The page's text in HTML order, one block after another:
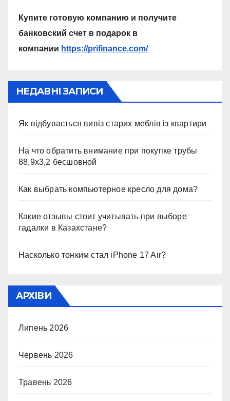
Купите готовую компанию и получите
банковский счет в подарок в
компании https://prifinance.com/
НЕДАВНІ ЗАПИСИ
Як відбувається вивіз старих меблів із квартири
На что обратить внимание при покупке трубы
88,9х3,2 бесшовной
Как выбрать компьютерное кресло для дома?
Какие отзывы стоит учитывать при выборе
гадалки в Казахстане?
Насколько тонким стал iPhone 17 Air?
АРХІВИ
Липень 2026
Червень 2026
Травень 2026